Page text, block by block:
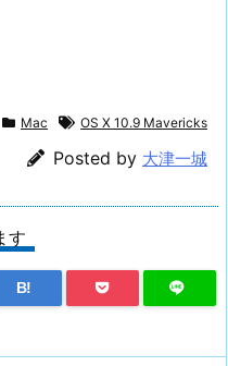
Mac OS X 10.9 Mavericks
Posted by 大津一城
す
B!